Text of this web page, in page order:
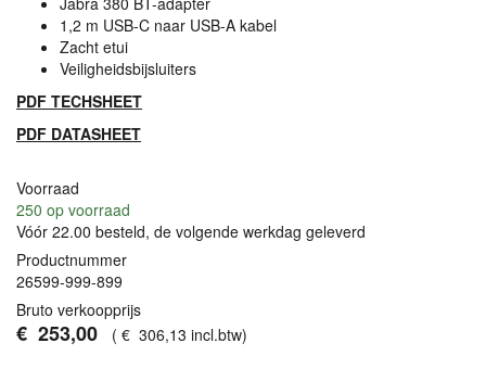
1,2 m USB-C naar USB-A kabel
Zacht etui
Veiligheidsbijsluiters
PDF TECHSHEET
PDF DATASHEET
Voorraad
250 op voorraad
Vóór 22.00 besteld, de volgende werkdag geleverd
Productnummer
26599-999-899
Bruto verkoopprijs
€ 253,00 ( € 306,13 incl.btw)